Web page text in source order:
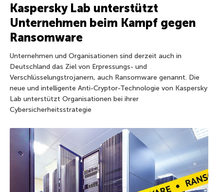
Kaspersky Lab unterstützt
Unternehmen beim Kampf gegen
Ransomware
Unternehmen und Organisationen sind derzeit auch in
Deutschland das Ziel von Erpressungs- und
Verschlüsselungstrojanern, auch Ransomware genannt. Die
neue und intelligente Anti-Cryptor-Technologie von Kaspersky
Lab unterstützt Organisationen bei ihrer
Cybersicherheitsstrategie